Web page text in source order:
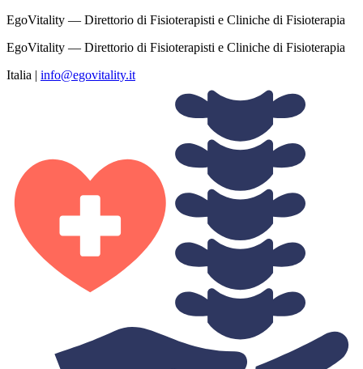
EgoVitality — Direttorio di Fisioterapisti e Cliniche di Fisioterapia
EgoVitality — Direttorio di Fisioterapisti e Cliniche di Fisioterapia
Italia | info@egovitality.it